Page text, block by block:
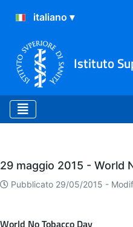
Istituto
Eventi
29 maggio 2015 - World
Pubblicato 29/05/2015 -
World No Tobacco Day